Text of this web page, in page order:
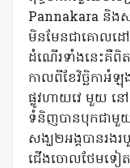
Pannakara និងស
មិនមែនជាគោលដៅ
ដំណើរទាំងនេះគឺពិត
កាលពីខែវិច្ឆិកាអំ
ផ្លូវហាយវេ មួយ ន
ទំនិញបានបុកជាមួយ
សង្ឃ២អង្គបានរង
ជើងចោលថែមទៀត